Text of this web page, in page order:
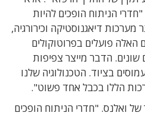
הניתוח הופכים להיות
מערכות דיאגנוסטיקה וכירורגיה,
האלה פועלים בפרוטוקולים
שונים. הדבר מייצר צפיפות
בציוד. הטכנולוגיה שלנו
הללו בכבל אחד פשוט".